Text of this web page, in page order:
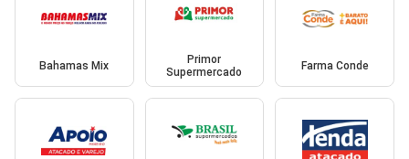
Bahamas Mix
Primor
Supermercado
Farma Conde